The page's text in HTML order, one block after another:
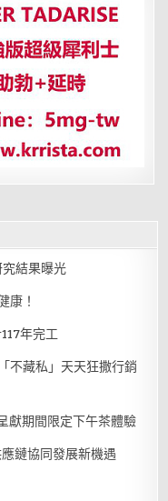
結果曝光
康！
年完工
不藏私」天天狂撒行銷
獻期間限定下午茶體驗
鏈協同發展新機遇